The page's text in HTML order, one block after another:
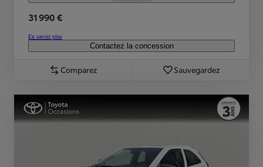
31 990 €
En savoir plus
Contactez la concession
Comparez Sauvegardez